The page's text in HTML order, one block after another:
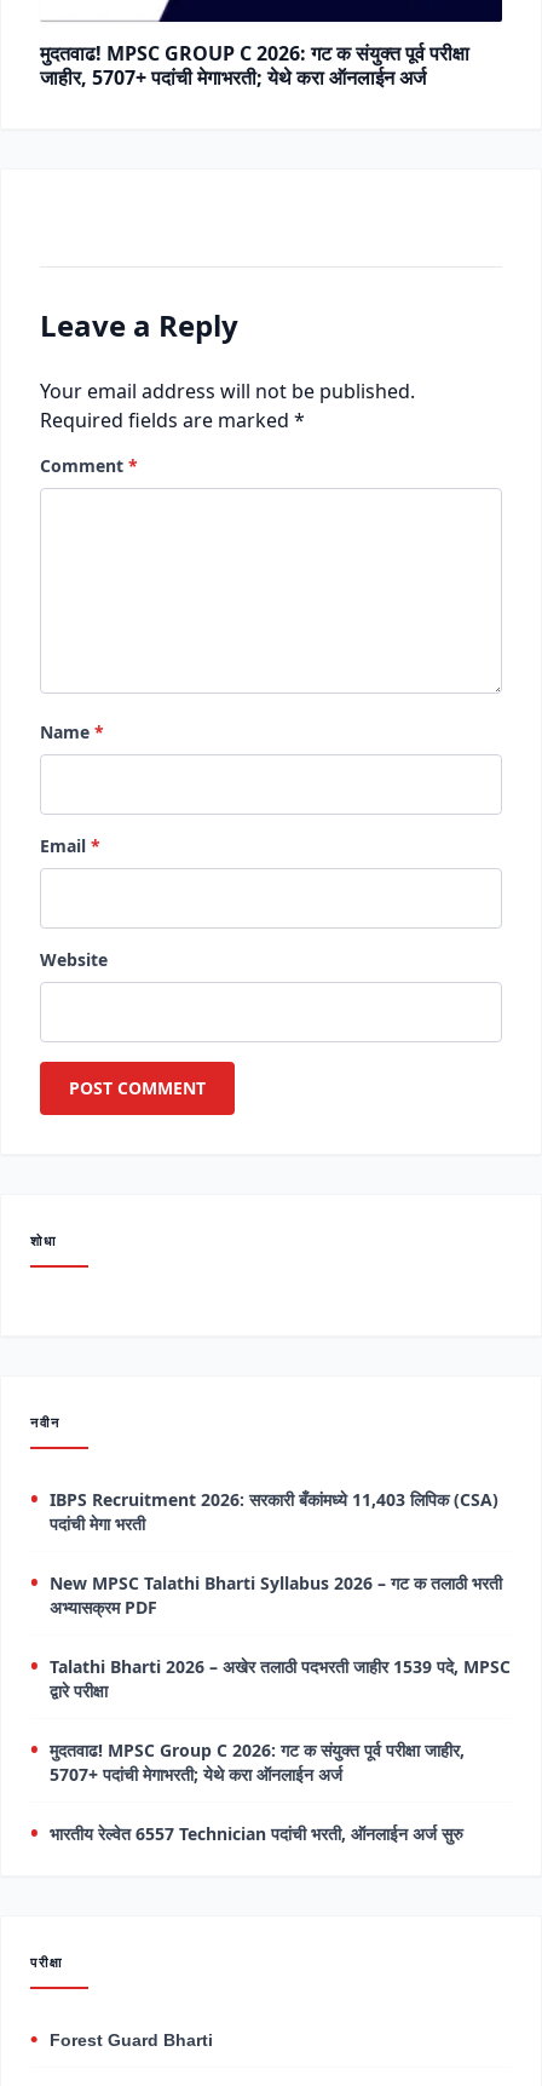
मुदतवाढ! MPSC GROUP C 2026: गट क संयुक्त पूर्व परीक्षा
जाहीर, 5707+ पदांची मेगाभरती; येथे करा ऑनलाईन अर्ज
Leave a Reply
Your email address will not be published.
Required fields are marked *
Comment *
Name *
Email *
Website
शोधा
नवीन
IBPS Recruitment 2026: सरकारी बँकांमध्ये 11,403 लिपिक (CSA)
पदांची मेगा भरती
New MPSC Talathi Bharti Syllabus 2026 – गट क तलाठी भरती
अभ्यासक्रम PDF
Talathi Bharti 2026 – अखेर तलाठी पदभरती जाहीर 1539 पदे, MPSC
द्वारे परीक्षा
मुदतवाढ! MPSC Group C 2026: गट क संयुक्त पूर्व परीक्षा जाहीर,
5707+ पदांची मेगाभरती; येथे करा ऑनलाईन अर्ज
भारतीय रेल्वेत 6557 Technician पदांची भरती, ऑनलाईन अर्ज सुरु
परीक्षा
Forest Guard Bharti